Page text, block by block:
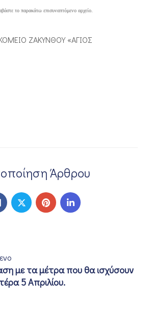
το παρακάτω επισυναπτόμενο αρχείο.
ΖΑΚΥΝΘΟΥ «ΑΓΙΟΣ
Άρθρου
με τα μέτρα που θα ισχύσουν
5 Απριλίου.